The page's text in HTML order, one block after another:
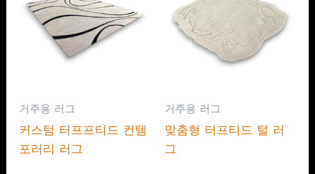
거주용 러그
커스텀 터프프티드 컨템
포러리 러그
거주용 러그
맞춤형 터프티드 털 러
그